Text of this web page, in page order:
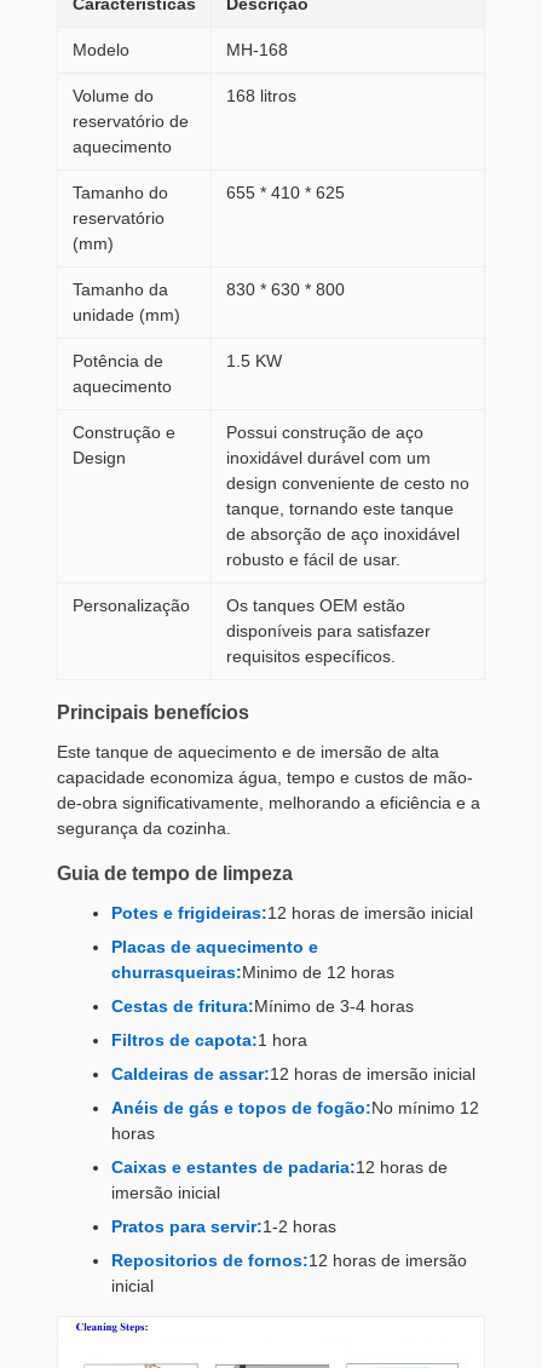
Modelo MH-168
Volume do
reservatório de
aquecimento
168 litros
Tamanho do
reservatório
(mm)
655 * 410 * 625
Tamanho da
unidade (mm)
830 * 630 * 800
Potência de
aquecimento
1.5 KW
Construção e
Design
Possui construção de aço
inoxidável durável com um
design conveniente de cesto no
tanque, tornando este tanque
de absorção de aço inoxidável
robusto e fácil de usar.
Personalização
Os tanques OEM estão
disponíveis para satisfazer
requisitos específicos.
Principais benefícios
Este tanque de aquecimento e de imersão de alta
capacidade economiza água, tempo e custos de mão-
de-obra significativamente, melhorando a eficiência e a
segurança da cozinha.
Guia de tempo de limpeza
Potes e frigideiras:12 horas de imersão inicial
Placas de aquecimento e
churrasqueiras:Minimo de 12 horas
Cestas de fritura:Mínimo de 3-4 horas
Filtros de capota:1 hora
Caldeiras de assar:12 horas de imersão inicial
Anéis de gás e topos de fogão:No mínimo 12
horas
Caixas e estantes de padaria:12 horas de
imersão inicial
Pratos para servir:1-2 horas
Repositorios de fornos:12 horas de imersão
inicial